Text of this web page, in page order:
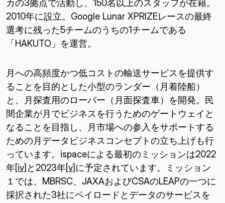
カの3拠点で活動し、150名以上のスタッフが在籍。
2010年に設立。Google Lunar XPRIZEレースの最終
選考に残った5チームのうちの1チームである
「HAKUTO」を運営。
月への高頻度かつ低コストの輸送サービスを提供す
ることを目的とした小型のランダー（月着陸船）
と、月探査用のローバー（月面探査車）を開発。民
間企業が月でビジネスを行うためのゲートウェイと
なることを目指し、月市場への参入をサポートする
ための月データビジネスコンセプトの立ち上げも行
っています。ispaceによる最初のミッションは2022
年[iv] と2023年[v]に予定されています。ミッション
１では、MBRSC、JAXAおよびCSAのLEAPの一つに
採択された3社にペイロードとデータのサービスを